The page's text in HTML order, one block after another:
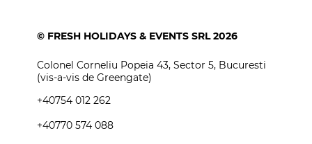
© FRESH HOLIDAYS & EVENTS SRL 2026
Colonel Corneliu Popeia 43, Sector 5, Bucuresti
(vis-a-vis de Greengate)
+40754 012 262
+40770 574 088